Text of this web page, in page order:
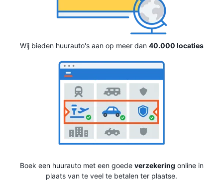
Wij bieden huurauto's aan op meer dan 40.000 locaties
Boek een huurauto met een goede verzekering online in
plaats van te veel te betalen ter plaatse.